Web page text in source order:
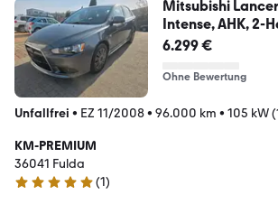
Mitsubishi
6.299 €
Ohne Bewertung
Unfallfrei • EZ 11/2008• 96.000 km • 105 kW
KM-PREMIUM
36041 Fulda
5 Sterne
(1)